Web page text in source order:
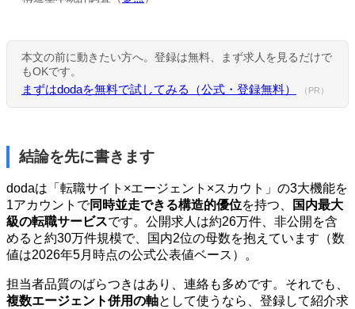
本文の前に動きたい方へ。登録は無料、まず求人を見るだけで
もOKです。
まずはdodaを無料で試してみる（公式・登録無料） （PR）
結論を先に書きます
dodaは「転職サイト×エージェント×スカウト」の3大機能を
1アカウントで同時並走できる構造的優位を持つ、
国内最大
級の転職サービスです。公開求人は約26万件、非公開を含
めると約30万件規模で、国内2位の母数を抱えています（数
値は2026年5月時点の公式公表値ベース）。
担当者品質のばらつきはあり、連絡も多めです。それでも、
複数エージェント併用の軸として使うなら、登録して紹介求